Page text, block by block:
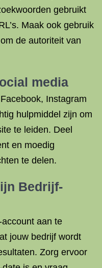
gebruikt
Maak ook gebruik
om de autoriteit van
media
Instagram
hulpmiddel zijn om
te leiden. Deel
en moedig
te delen.
Bedrijf-
aan te
jouw bedrijf wordt
Zorg ervoor